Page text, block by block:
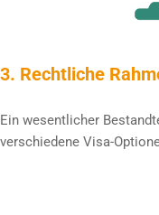
3. Rechtliche
Ein wesentlicher
verschiedene Visa-